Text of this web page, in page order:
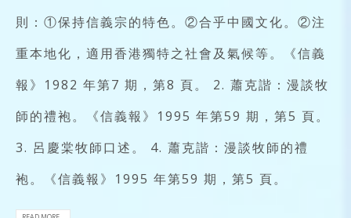
則：①保持信義宗的特色。②合乎中國文化。②注
重本地化，適用香港獨特之社會及氣候等。《信義
報》1982 年第7 期，第8 頁。 2. 蕭克諧：漫談牧
師的禮袍。《信義報》1995 年第59 期，第5 頁。
3. 呂慶棠牧師口述。 4. 蕭克諧：漫談牧師的禮
袍。《信義報》1995 年第59 期，第5 頁。